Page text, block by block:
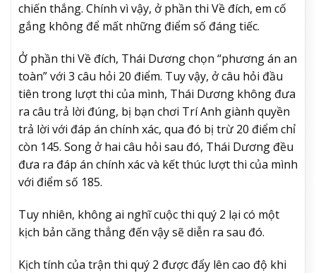
chiến thắng. Chính vì vậy, ở phần thi Về đích, em cố
gắng không để mất những điểm số đáng tiếc.
Ở phần thi Về đích, Thái Dương chọn “phương án an
toàn” với 3 câu hỏi 20 điểm. Tuy vậy, ở câu hỏi đầu
tiên trong lượt thi của mình, Thái Dương không đưa
ra câu trả lời đúng, bị bạn chơi Trí Anh giành quyền
trả lời với đáp án chính xác, qua đó bị trừ 20 điểm chỉ
còn 145. Song ở hai câu hỏi sau đó, Thái Dương đều
đưa ra đáp án chính xác và kết thúc lượt thi của mình
với điểm số 185.
Tuy nhiên, không ai nghĩ cuộc thi quý 2 lại có một
kịch bản căng thẳng đến vậy sẽ diễn ra sau đó.
Kịch tính của trận thi quý 2 được đẩy lên cao độ khi